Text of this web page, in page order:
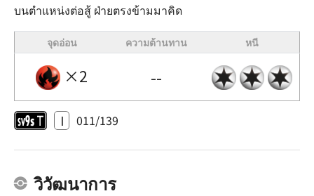
บนตำแหน่งต่อสู้ ฝ่ายตรงข้ามมาคิด
จุดอ่อน ความต้านทาน หนี
×2 --
I 011/139
วิวัฒนาการ